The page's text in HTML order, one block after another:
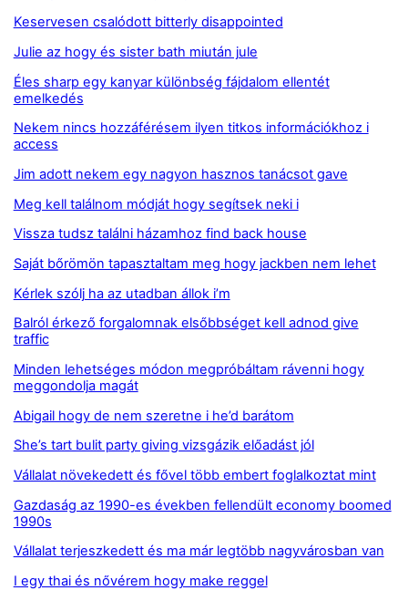
Keservesen csalódott bitterly disappointed
Julie az hogy és sister bath miután jule
Éles sharp egy kanyar különbség fájdalom ellentét
emelkedés
Nekem nincs hozzáférésem ilyen titkos információkhoz i
access
Jim adott nekem egy nagyon hasznos tanácsot gave
Meg kell találnom módját hogy segítsek neki i
Vissza tudsz találni házamhoz find back house
Saját bőrömön tapasztaltam meg hogy jackben nem lehet
Kérlek szólj ha az utadban állok i’m
Balról érkező forgalomnak elsőbbséget kell adnod give
traffic
Minden lehetséges módon megpróbáltam rávenni hogy
meggondolja magát
Abigail hogy de nem szeretne i he’d barátom
She’s tart bulit party giving vizsgázik előadást jól
Vállalat növekedett és fővel több embert foglalkoztat mint
Gazdaság az 1990-es években fellendült economy boomed
1990s
Vállalat terjeszkedett és ma már legtöbb nagyvárosban van
I egy thai és nővérem hogy make reggel